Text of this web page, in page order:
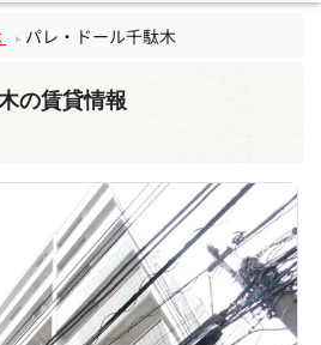
パレ・ドール千駄木
の賃貸情報